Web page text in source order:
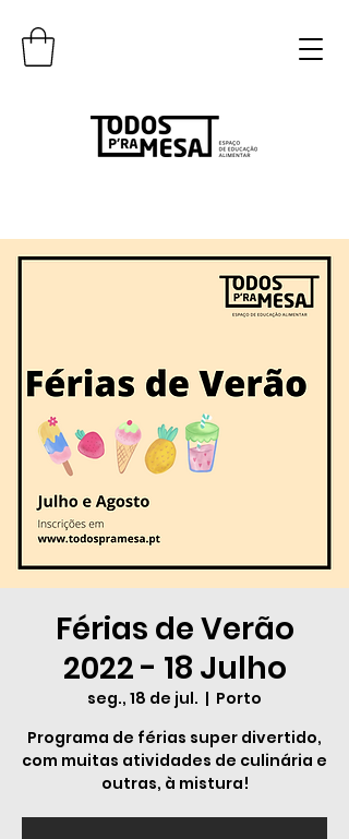
Férias de Verão
2022 - 18 Julho
seg., 18 de jul.
  |
Porto
Programa de férias super divertido,
com muitas atividades de culinária e
outras, à mistura!